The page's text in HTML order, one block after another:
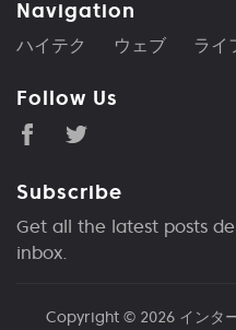
Navigation
ハイテク ウェブ ライ
Follow Us
Subscribe
Get all the latest posts
inbox.
Copyright © 2026 インタ